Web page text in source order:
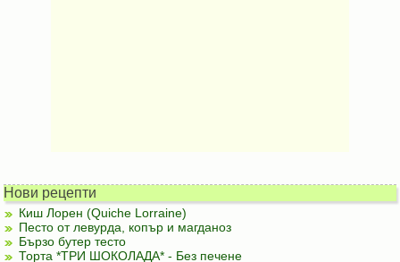
Нови рецепти
Киш Лорен (Quiche Lorraine)
Песто от левурда, копър и магданоз
Бързо бутер тесто
Торта *ТРИ ШОКОЛАДА* - Без печене